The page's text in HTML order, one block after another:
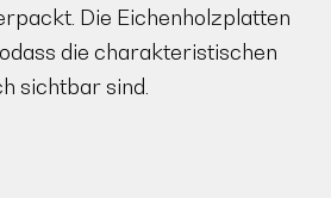
Die Eichenholzplatten
die charakteristischen
sichtbar sind.